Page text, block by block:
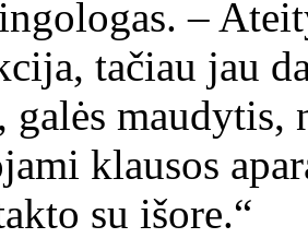
–
tačiau jau
galės
klausos
su išore.“